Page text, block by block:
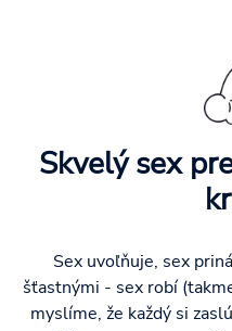
Skvelý sex
Sex uvoľňuje, sex
šťastnými - sex robí
myslíme, že každý si